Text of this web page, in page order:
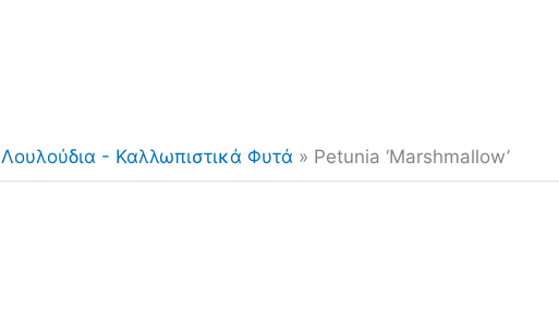
Λουλούδια - Καλλωπιστικά Φυτά » Petunia ‘Marshmallow’